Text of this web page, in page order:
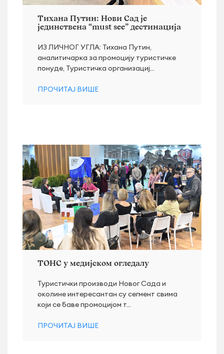
Тихана Путин: Нови Сад је
јединствена “must see” дестинација
ИЗ ЛИЧНОГ УГЛА: Тихана Путин,
аналитичарка за промоцију туристичке
понуде, Туристичка организациј...
ПРОЧИТАЈ ВИШЕ
ТОНС у медијском огледалу
Туристички производи Новог Сада и
околине интересантaн су сегмент свима
који се баве промоцијом т...
ПРОЧИТАЈ ВИШЕ